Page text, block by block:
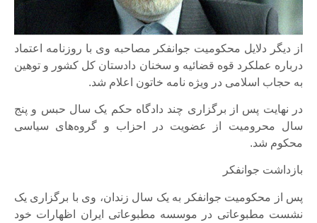
از دیگر دلایل محکومیت جوانفکر مصاحبه وی با روزنامه اعتماد
درباره عملکرد قوه قضائیه و سخنان دادستان کل کشور و توهین
به حجاب اسلامی در ویژه نامه خاتون اعلام شد.
در نهایت پس از برگزاری چند دادگاه حکم یک سال حبس و پنج
سال محرومیت از عضویت در احزاب و گروه‌های سیاسی
محکوم شد.
بازداشت جوانفکر
پس از محکومیت جوانفکر به یک سال زندان، وی با برگزاری یک
نشست مطبوعاتی در موسسه مطبوعاتی ایران اظهارات خود